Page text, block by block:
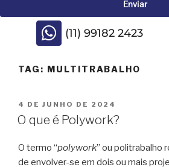
Enviar
(11) 99182 2423
TAG: MULTITRABALHO
4 DE JUNHO DE 2024
O que é Polywork?
O termo “polywork” ou politrabalho
de envolver-se em dois ou mais